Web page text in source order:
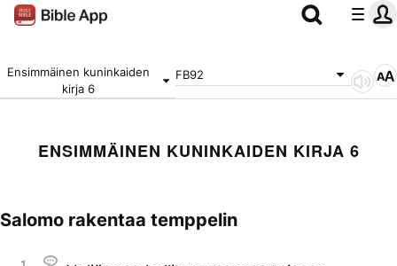
Ensimmäinen kuninkaiden
kirja 6
FB92
ENSIMMÄINEN KUNINKAIDEN KIRJA 6
Salomo rakentaa temppelin